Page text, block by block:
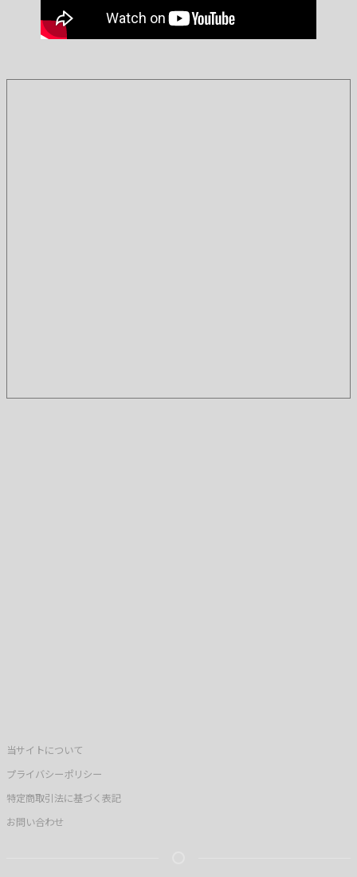
当サイトについて
プライバシーポリシー
特定商取引法に基づく表記
お問い合わせ